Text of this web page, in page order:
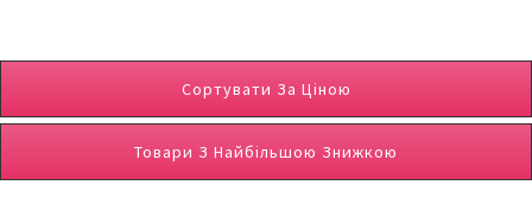
Сортувати За Ціною
Товари З Найбільшою Знижкою